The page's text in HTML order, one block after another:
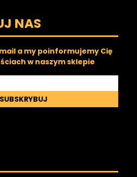
NAS
a my poinformujemy Cię
w naszym sklepie
SUBSKRYBUJ